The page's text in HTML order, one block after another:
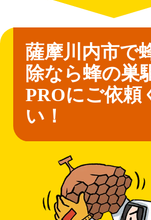
薩摩川内市で
除なら蜂の巣
PROにご依頼
い！